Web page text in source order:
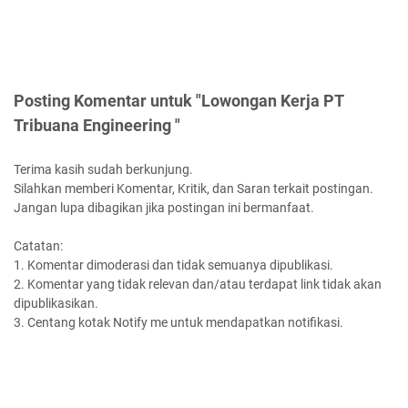
Posting Komentar untuk "Lowongan Kerja PT
Tribuana Engineering "
Terima kasih sudah berkunjung.
Silahkan memberi Komentar, Kritik, dan Saran terkait postingan.
Jangan lupa dibagikan jika postingan ini bermanfaat.
Catatan:
1. Komentar dimoderasi dan tidak semuanya dipublikasi.
2. Komentar yang tidak relevan dan/atau terdapat link tidak akan
dipublikasikan.
3. Centang kotak Notify me untuk mendapatkan notifikasi.